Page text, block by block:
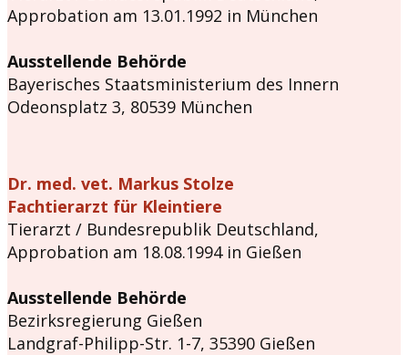
Approbation am 13.01.1992 in München
Ausstellende Behörde
Bayerisches Staatsministerium des Innern
Odeonsplatz 3, 80539 München
Dr. med. vet. Markus Stolze
Fachtierarzt für Kleintiere
Tierarzt / Bundesrepublik Deutschland,
Approbation am 18.08.1994 in Gießen
Ausstellende Behörde
Bezirksregierung Gießen
Landgraf-Philipp-Str. 1-7, 35390 Gießen